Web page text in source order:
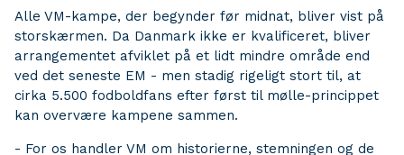
Alle VM-kampe, der begynder før midnat, bliver vist på
storskærmen. Da Danmark ikke er kvalificeret, bliver
arrangementet afviklet på et lidt mindre område end
ved det seneste EM - men stadig rigeligt stort til, at
cirka 5.500 fodboldfans efter først til mølle-princippet
kan overvære kampene sammen.
- For os handler VM om historierne, stemningen og de